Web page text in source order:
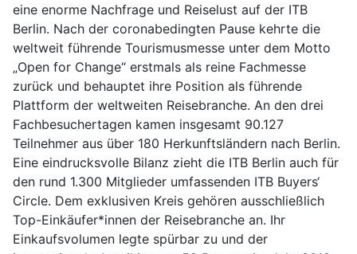
eine enorme Nachfrage und Reiselust auf der ITB
Berlin. Nach der coronabedingten Pause kehrte die
weltweit führende Tourismusmesse unter dem Motto
„Open for Change“ erstmals als reine Fachmesse
zurück und behauptet ihre Position als führende
Plattform der weltweiten Reisebranche. An den drei
Fachbesuchertagen kamen insgesamt 90.127
Teilnehmer aus über 180 Herkunftsländern nach Berlin.
Eine eindrucksvolle Bilanz zieht die ITB Berlin auch für
den rund 1.300 Mitglieder umfassenden ITB Buyers‘
Circle. Dem exklusiven Kreis gehören ausschließlich
Top-Einkäufer*innen der Reisebranche an. Ihr
Einkaufsvolumen legte spürbar zu und der